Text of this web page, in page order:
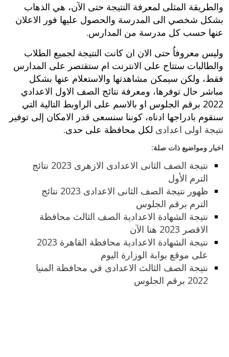
والطريقة المثلى لمعرفة النتيجة حتى الآن، هي الذهاب
بشكل شخصي الى المدرسة والحصول عليها فور الاعلان
عنها حسب كل مدرسة من المدارس.
وليس معروفاُ حتى الان ان كانت النتيجة لجميع الطلاب
والطالبات ستتاح على الانترنت ام ستقتصر على المدارس
فقط، ولكن سيمكن مشاهدتها والاستعلام عنها بشكل
مباشر حال توفرها، ومعرفة نتائج الصف الاول الاعدادي
2022 برقم الجلوس او بالاسم على الراوبط التالية التي
سنقوم بادراجها ادناه، كوننا سنسعى قدر الامكان إلى توفير
نتيجة اولى اعدادى لكل محافظة على حدى.
اخبار ومواضيع ذات صلة:
نتيجة الصف الثانى الاعدادى الازهرى 2023 نتائج
الترم الأول
ظهور نتيجة الصف الثانى الاعدادى 2023 نتائج
الترم برقم الجلوس
نتيجة الشهادة الاعدادية الصف الثالث محافظة
الاقصر 2023 هنا الآن
نتيجة الشهادة الاعدادية محافظة القاهرة 2023
على موقع بوابة الوزارة اليوم
نتيجة الصف الثالث الاعدادى في محافظة المنيا
2022 برقم الجلوس